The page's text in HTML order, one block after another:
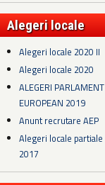
Alegeri locale
Alegeri locale 2020 II
Alegeri locale 2020
ALEGERI PARLAMENT
EUROPEAN 2019
Anunt recrutare AEP
Alegeri locale partiale
2017